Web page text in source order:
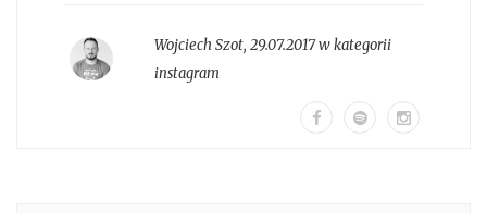
Wojciech Szot, 29.07.2017 w kategorii
instagram